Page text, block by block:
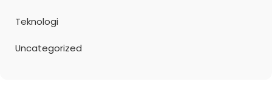
Teknologi
Uncategorized